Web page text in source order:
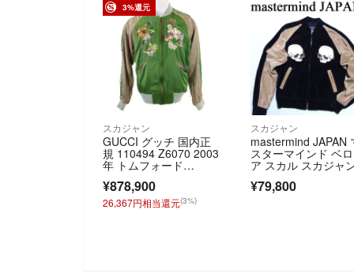
3%還元
スカジャン
GUCCI グッチ 国内正
規 110494 Z6070 2003
年 トムフォード
期 花・蝶・鳥 刺繍 ス
カジャン リバーシブ
ル スーベニアジャケッ
ト 46
¥878,900
26,367円相当還元(3%)
スカジャン
mastermind JAPAN
スターマインド ベロ
ア スカル スカジャ
¥79,800